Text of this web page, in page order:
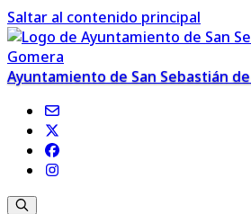
Saltar al contenido principal
Ayuntamiento de San Sebastián